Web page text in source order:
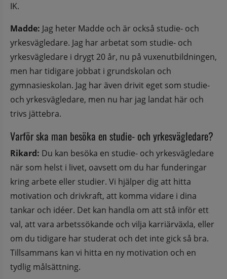
IK.
Madde: Jag heter Madde och är också studie- och
yrkesvägledare. Jag har arbetat som studie- och
yrkesvägledare i drygt 20 år, nu på vuxenutbildningen,
men har tidigare jobbat i grundskolan och
gymnasieskolan. Jag har även drivit eget som studie-
och yrkesvägledare, men nu har jag landat här och
trivs jättebra.
Varför ska man besöka en studie- och yrkesvägledare?
Rikard: Du kan besöka en studie- och yrkesvägledare
när som helst i livet, oavsett om du har funderingar
kring arbete eller studier. Vi hjälper dig att hitta
motivation och drivkraft, att komma vidare i dina
tankar och idéer. Det kan handla om att stå inför ett
val, att vara arbetssökande och vilja karriärväxla, eller
om du tidigare har studerat och det inte gick så bra.
Tillsammans kan vi hitta en ny motivation och en
tydlig målsättning.